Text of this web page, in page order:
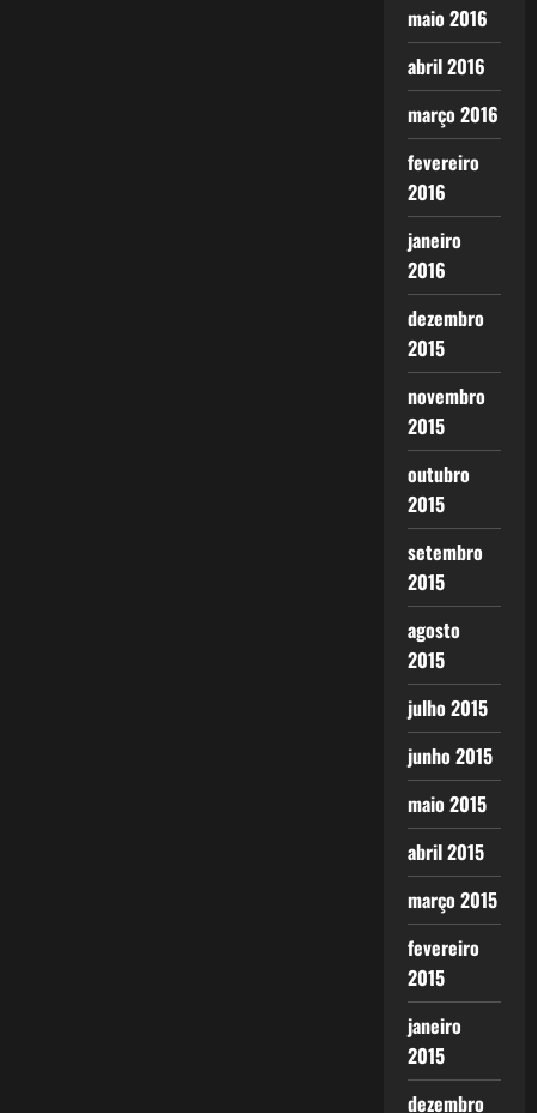
maio 2016
abril 2016
março 2016
fevereiro
2016
janeiro
2016
dezembro
2015
novembro
2015
outubro
2015
setembro
2015
agosto
2015
julho 2015
junho 2015
maio 2015
abril 2015
março 2015
fevereiro
2015
janeiro
2015
dezembro